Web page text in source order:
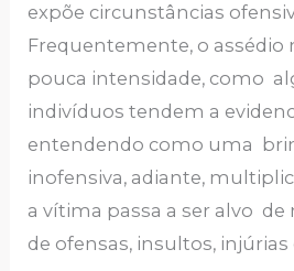
expõe circunstâncias
Frequentemente, o assédio
pouca intensidade, como
indivíduos tendem a
entendendo como uma
inofensiva, adiante,
a vítima passa a ser alvo de
de ofensas, insultos, injúrias